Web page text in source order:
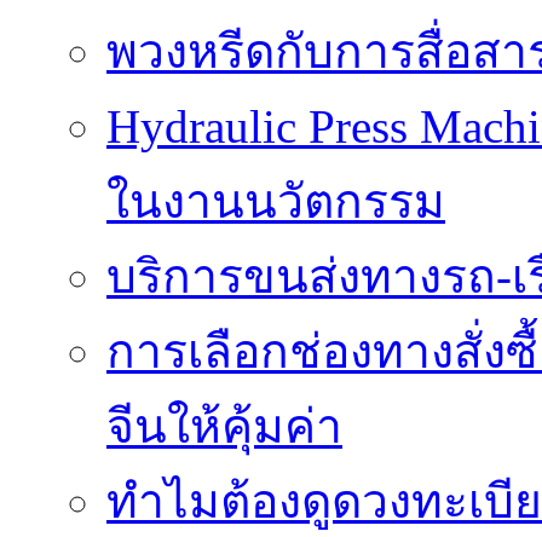
พวงหรีดกับการสื่อส
Hydraulic Press
ในงานนวัตกรรม
บริการขนส่งทางรถ-
การเลือกช่องทางสั่ง
จีนให้คุ้มค่า
ทำไมต้องดูดวงทะเบี